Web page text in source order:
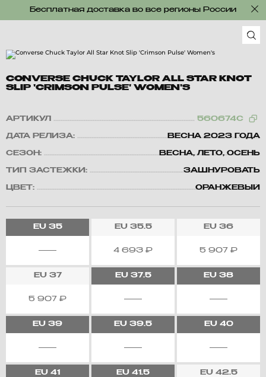
Бесплатная доставка во все регионы России
CONVERSE CHUCK TAYLOR ALL STAR KNOT
SLIP 'CRIMSON PULSE' WOMEN'S
АРТИКУЛ 560674C
ДАТА РЕЛИЗА: ВЕСНА 2023 ГОДА
СЕЗОН: ВЕСНА, ЛЕТО, ОСЕНЬ
ТИП ЗАСТЕЖКИ: ЗАШНУРОВАТЬ
ЦВЕТ: ОРАНЖЕВЫЙ
EU35 EU35.5
4 693 ₽
EU 36
5 907 ₽
EU37
5 907 ₽
EU37.5 EU 38
EU 39 EU 39.5 EU40
EU 41 EU 41.5 EU42.5